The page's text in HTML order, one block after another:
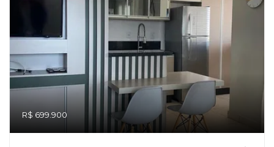
R$ 699.900